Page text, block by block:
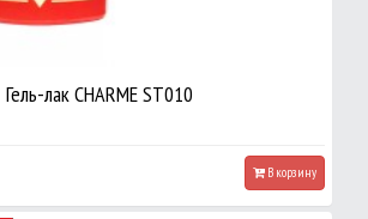
Гель-лак CHARME ST010
В корзину